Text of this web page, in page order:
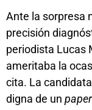
Ante la sorpresa
precisión
periodista Lucas
ameritaba la
cita. La
digna de un paper